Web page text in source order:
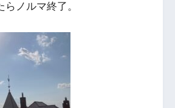
ノルマ終了。